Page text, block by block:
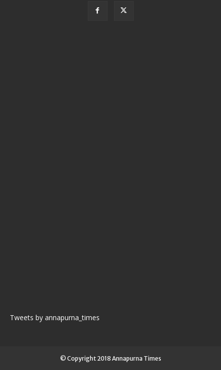
Tweets by annapurna_times
© Copyright 2018 Annapurna Times